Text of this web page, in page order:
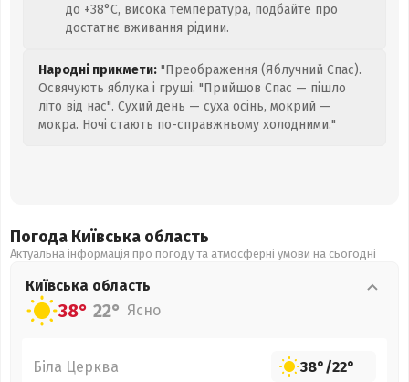
до +38°C, висока температура, подбайте про
достатнє вживання рідини.
Народні прикмети: "Преображення (Яблучний Спас).
Освячують яблука і груші. "Прийшов Спас — пішло
літо від нас". Сухий день — суха осінь, мокрий —
мокра. Ночі стають по-справжньому холодними."
Погода Київська область
Актуальна інформація про погоду та атмосферні умови на сьогодні
Київська область
38° 22° Ясно
Біла Церква 38°/22°